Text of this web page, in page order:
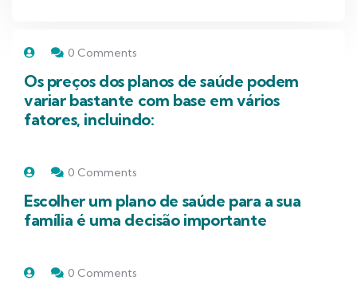
0 Comments
Os preços dos planos de saúde podem
variar bastante com base em vários
fatores, incluindo:
0 Comments
Escolher um plano de saúde para a sua
família é uma decisão importante
0 Comments